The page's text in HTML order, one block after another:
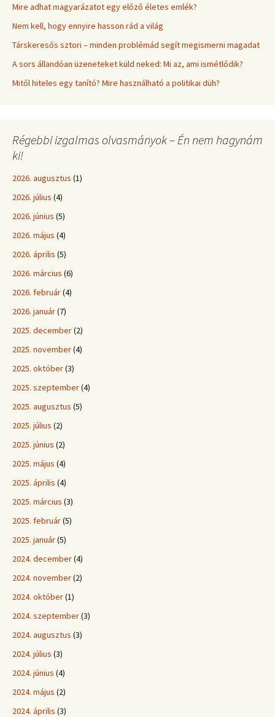
Mire adhat magyarázatot egy előző életes emlék?
Nem kell, hogy ennyire hasson rád a világ
Társkeresős sztori – minden problémád segít megismerni magadat
A sors állandóan üzeneteket küld neked: Mi az, ami ismétlődik?
Mitől hiteles egy tanító? Mire használható a politikai düh?
Régebbi izgalmas olvasmányok – Én nem hagynám
ki!
2026. augusztus (1)
2026. július (4)
2026. június (5)
2026. május (4)
2026. április (5)
2026. március (6)
2026. február(4)
2026. január(7)
2025. december(2)
2025. november(4)
2025. október(3)
2025. szeptember(4)
2025. augusztus (5)
2025. július (2)
2025. június (2)
2025. május (4)
2025. április (4)
2025. március (3)
2025. február(5)
2025. január(5)
2024. december(4)
2024. november(2)
2024. október(1)
2024. szeptember(3)
2024. augusztus (3)
2024. július (3)
2024. június (4)
2024. május (2)
2024. április (3)